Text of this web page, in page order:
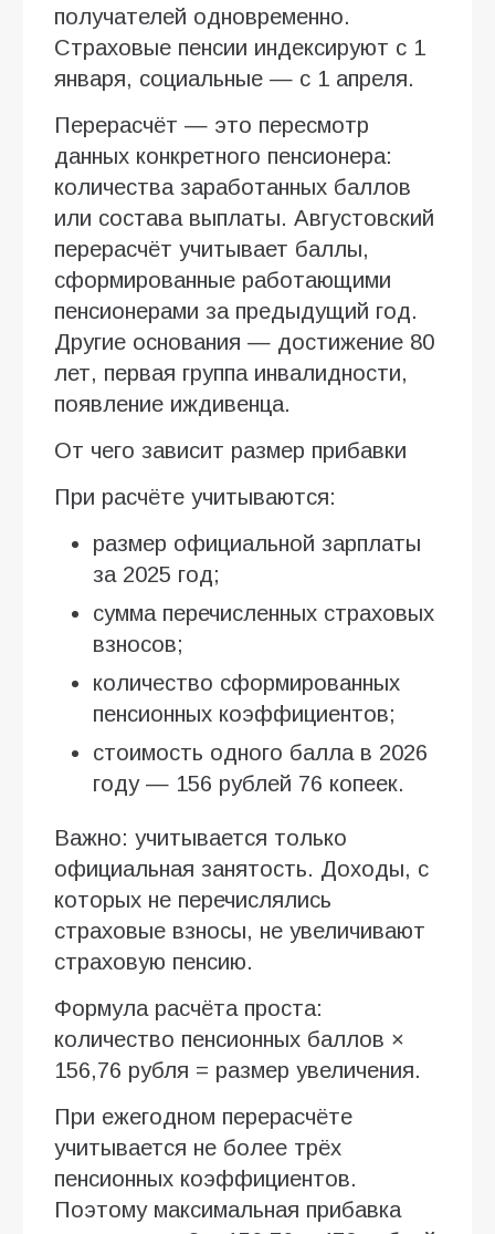
получателей одновременно.
Страховые пенсии индексируют с 1
января, социальные — с 1 апреля.
Перерасчёт — это пересмотр
данных конкретного пенсионера:
количества заработанных баллов
или состава выплаты. Августовский
перерасчёт учитывает баллы,
сформированные работающими
пенсионерами за предыдущий год.
Другие основания — достижение 80
лет, первая группа инвалидности,
появление иждивенца.
От чего зависит размер прибавки
При расчёте учитываются:
размер официальной зарплаты
за 2025 год;
сумма перечисленных страховых
взносов;
количество сформированных
пенсионных коэффициентов;
стоимость одного балла в 2026
году — 156 рублей 76 копеек.
Важно: учитывается только
официальная занятость. Доходы, с
которых не перечислялись
страховые взносы, не увеличивают
страховую пенсию.
Формула расчёта проста:
количество пенсионных баллов ×
156,76 рубля = размер увеличения.
При ежегодном перерасчёте
учитывается не более трёх
пенсионных коэффициентов.
Поэтому максимальная прибавка